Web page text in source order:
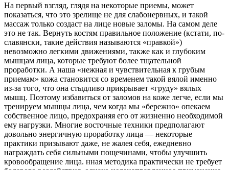
На первый взгляд, глядя на некоторые приемы, может
показаться, что это зрелище не для слабонервных, и такой
массаж только создаст на лице новые заломы. На самом деле
это не так. Вернуть костям правильное положение (кстати, по-
славянски, такие действия называются «правкой»)
невозможно легкими движениями, также как и глубоким
мышцам лица, которые требуют более тщательной
проработки. А наша «нежная и чувствительная к грубым
приемам» кожа становится со временем такой вялой именно
из-за того, что она стыдливо прикрывает «груду» вялых
мышц. Поэтому избавиться от заломов на коже легче, если мы
тренируем мышцы лица, чем когда мы «бережно» опекаем
собственное лицо, предохраняя его от жизненно необходимой
ему нагрузки. Многие восточные техники предполагают
довольно энергичную проработку лица — некоторые
практики призывают даже, не жалея себя, ежедневно
награждать себя сильными пощечинами, чтобы улучшить
кровообращение лица. нная методика практически не требует